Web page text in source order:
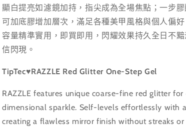
顯白提亮如濾鏡加持，指尖成為全場焦點；一步
可加底膠增加層次，滿足各種美甲風格與個人偏好
容量精準實用，即買即用，閃耀效果持久全日不
信閃現。
TipTec♥RAZZLE Red Glitter One-Step Gel
RAZZLE features unique coarse-fine red glitter
dimensional sparkle. Self-levels effortlessly with
creating a flawless mirror finish without streaks or